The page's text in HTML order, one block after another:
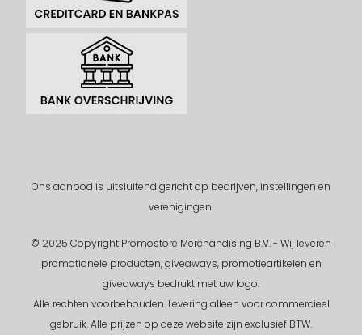
Ons aanbod is uitsluitend gericht op bedrijven, instellingen en
verenigingen.
© 2025 Copyright Promostore Merchandising B.V. - Wij leveren
promotionele producten, giveaways, promotieartikelen en
giveaways bedrukt met uw logo.
Alle rechten voorbehouden.Levering alleen voor commercieel
gebruik. Alle prijzen op deze website zijn exclusief BTW.